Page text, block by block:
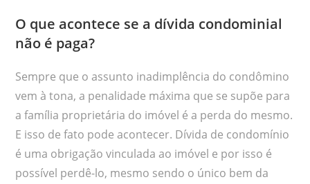
O que acontece se a dívida condominial
não é paga?
Sempre que o assunto inadimplência do condômino
vem à tona, a penalidade máxima que se supõe para
a família proprietária do imóvel é a perda do mesmo.
E isso de fato pode acontecer. Dívida de condomínio
é uma obrigação vinculada ao imóvel e por isso é
possível perdê-lo, mesmo sendo o único bem da